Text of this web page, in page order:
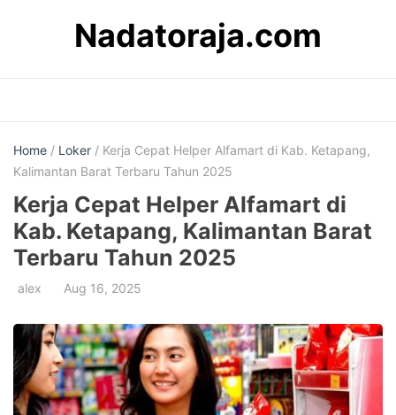
Nadatoraja.com
Home / Loker / Kerja Cepat Helper Alfamart di Kab. Ketapang,
Kalimantan Barat Terbaru Tahun 2025
Kerja Cepat Helper Alfamart di
Kab. Ketapang, Kalimantan Barat
Terbaru Tahun 2025
alex Aug 16, 2025